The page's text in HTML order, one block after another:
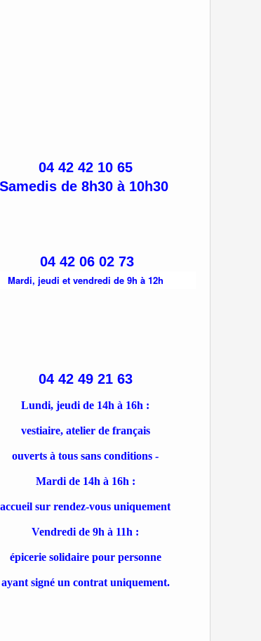
04 42 42 10 65
Samedis de 8h30 à 10h30
04 42 06 02 73
Mardi, jeudi et vendredi de 9h à 12h
04 42 49 21 63
Lundi, jeudi de 14h à 16h :
vestiaire, atelier de français
ouverts à tous sans conditions -
Mardi de 14h à 16h :
accueil sur rendez-vous uniquement
Vendredi de 9h à 11h :
épicerie solidaire pour personne
ayant signé un contrat uniquement.